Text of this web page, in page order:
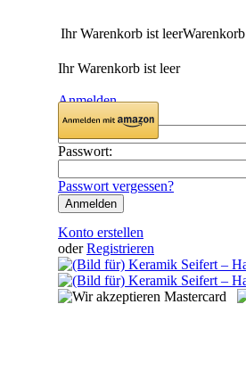
Ihr Warenkorb ist leerWarenkorb
Ihr Warenkorb ist leer
Anmelden
Email:
Passwort:
Passwort vergessen?
Konto erstellen
oder Registrieren